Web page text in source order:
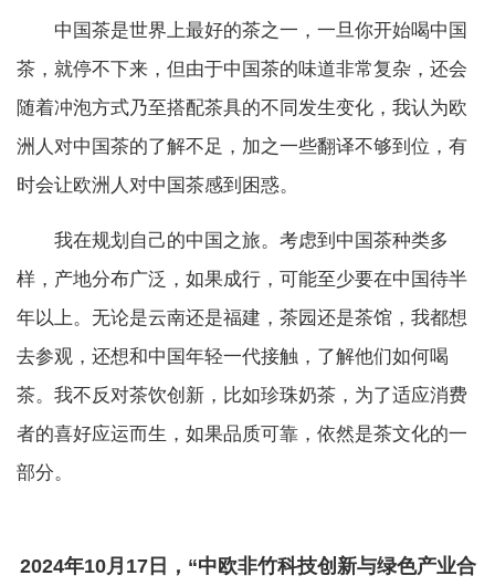
中国茶是世界上最好的茶之一，一旦你开始喝中国
茶，就停不下来，但由于中国茶的味道非常复杂，还会
随着冲泡方式乃至搭配茶具的不同发生变化，我认为欧
洲人对中国茶的了解不足，加之一些翻译不够到位，有
时会让欧洲人对中国茶感到困惑。
我在规划自己的中国之旅。考虑到中国茶种类多
样，产地分布广泛，如果成行，可能至少要在中国待半
年以上。无论是云南还是福建，茶园还是茶馆，我都想
去参观，还想和中国年轻一代接触，了解他们如何喝
茶。我不反对茶饮创新，比如珍珠奶茶，为了适应消费
者的喜好应运而生，如果品质可靠，依然是茶文化的一
部分。
2024年10月17日，“中欧非竹科技创新与绿色产业合